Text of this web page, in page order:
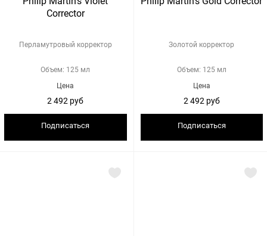
Corrector
Перламутровый корректор
Объем: 125 мл
Цена
2 492 руб
Подписаться
Золотой корректор
Объем: 125 мл
Цена
2 492 руб
Подписаться